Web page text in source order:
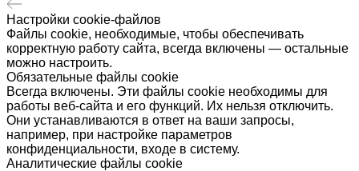
ОГРН 322774600047120
ИНН 770406805828
Наверх
Настройки cookie-файлов
Файлы cookie, необходимые, чтобы обеспечивать
корректную работу сайта, всегда включены — остальные
можно настроить.
Обязательные файлы cookie
Всегда включены. Эти файлы cookie необходимы для
работы веб-сайта и его функций. Их нельзя отключить.
Они устанавливаются в ответ на ваши запросы,
например, при настройке параметров
конфиденциальности, входе в систему.
Аналитические файлы cookie